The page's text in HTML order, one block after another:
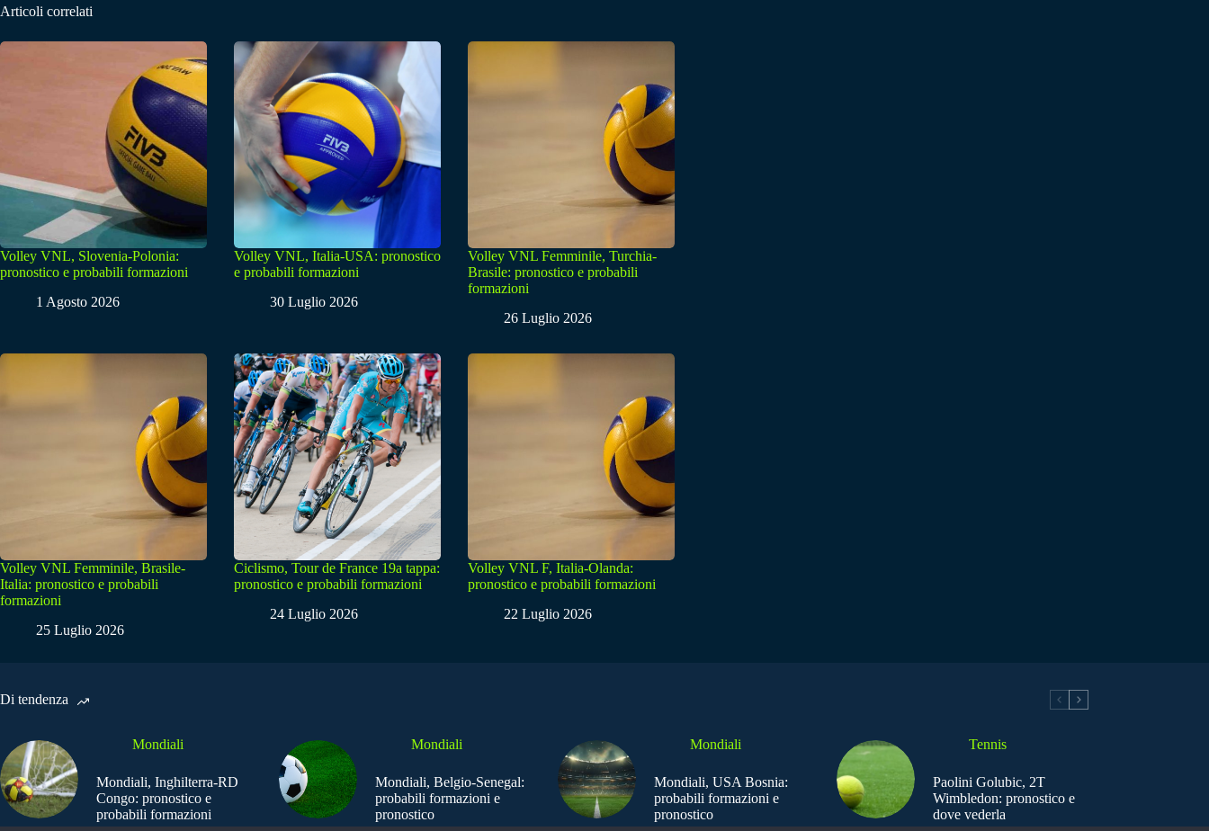
Articoli correlati
Volley VNL, Slovenia-Polonia:
pronostico e probabili formazioni
1 Agosto 2026
Volley VNL, Italia-USA: pronostico
e probabili formazioni
30 Luglio 2026
Volley VNL Femminile, Turchia-
Brasile: pronostico e probabili
formazioni
26 Luglio 2026
Volley VNL Femminile, Brasile-
Italia: pronostico e probabili
formazioni
25 Luglio 2026
Ciclismo, Tour de France 19a tappa:
pronostico e probabili formazioni
24 Luglio 2026
Volley VNL F, Italia-Olanda:
pronostico e probabili formazioni
22 Luglio 2026
Di tendenza
Mondiali
Mondiali, Inghilterra-RD
Congo: pronostico e
probabili formazioni
Mondiali
Mondiali, Belgio-Senegal:
probabili formazioni e
pronostico
Mondiali
Mondiali, USA Bosnia:
probabili formazioni e
pronostico
Tennis
Paolini Golubic, 2T
Wimbledon: pronostico e
dove vederla